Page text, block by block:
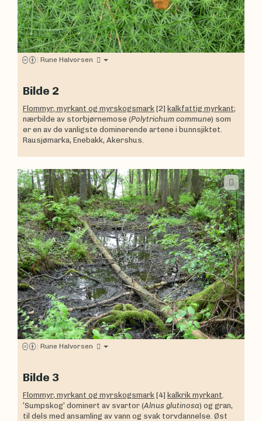
| Rune Halvorsen
Bilde 2
Flommyr, myrkant og myrskogsmark [2] kalkfattig myrkant;
nærbilde av storbjørnemose (Polytrichum commune) som
er en av de vanligste dominerende artene i bunnsjiktet.
Rausjømarka, Enebakk, Akershus.
| Rune Halvorsen
Bilde 3
Flommyr, myrkant og myrskogsmark [4] kalkrik myrkant
’Sumpskog’ dominert av svartor (Alnus glutinosa) og gran,
til dels med ansamling av vann og svak torvdannelse. Øst